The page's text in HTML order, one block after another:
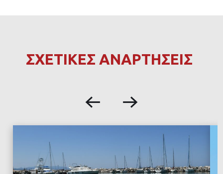
ΣΧΕΤΙΚΕΣ ΑΝΑΡΤΗΣΕΙΣ